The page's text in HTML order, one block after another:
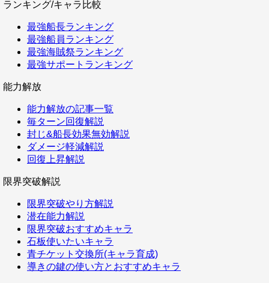
ランキング/キャラ比較
最強船長ランキング
最強船員ランキング
最強海賊祭ランキング
最強サポートランキング
能力解放
能力解放の記事一覧
毎ターン回復解説
封じ&船長効果無効解説
ダメージ軽減解説
回復上昇解説
限界突破解説
限界突破やり方解説
潜在能力解説
限界突破おすすめキャラ
石板使いたいキャラ
青チケット交換所(キャラ育成)
導きの鍵の使い方とおすすめキャラ